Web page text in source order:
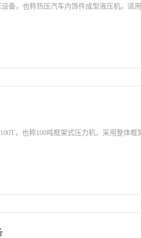
备，也称热压汽车内饰件成型液压机。适
，也称100吨框架式压力机，采用整体